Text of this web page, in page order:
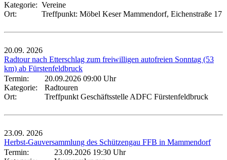
Kategorie: Vereine
Ort:
Treffpunkt: Möbel Keser Mammendorf, Eichenstraße 17
20.09. 2026
Radtour nach Etterschlag zum freiwilligen autofreien Sonntag (53
km) ab Fürstenfeldbruck
Termin:
20.09.2026 09:00 Uhr
Kategorie:
Radtouren
Ort:
Treffpunkt Geschäftsstelle ADFC Fürstenfeldbruck
23.09. 2026
Herbst-Gauversammlung des Schützengau FFB in Mammendorf
Termin:
23.09.2026 19:30 Uhr